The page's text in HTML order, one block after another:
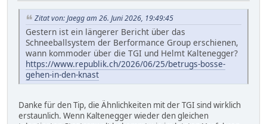
Zitat von: Jaegg am 26. Juni 2026, 19:49:45
Gestern ist ein längerer Bericht über das
Schneeballsystem der Berformance Group erschienen,
wann kommoder über die TGI und Helmt Kaltenegger?
https://www.republik.ch/2026/06/25/betrugs-bosse-
gehen-in-den-knast
Danke für den Tip, die Ähnlichkeiten mit der TGI sind wirklich
erstaunlich. Wenn Kaltenegger wieder den gleichen